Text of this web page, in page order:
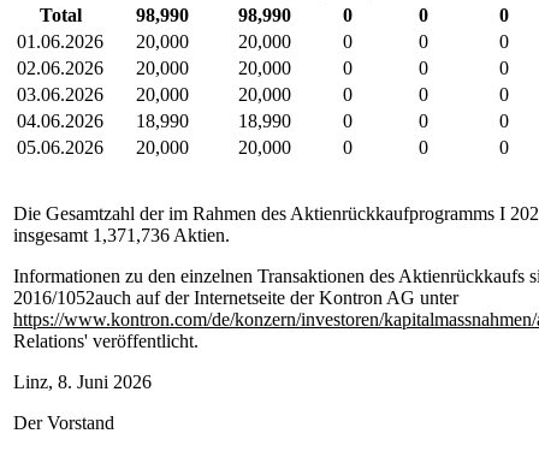
Total 98,990 98,990 0 0
0
01.06.2026
20,000 20,000 0 0
0
02.06.2026
20,000 20,000 0 0
0
03.06.2026
20,000 20,000 0 0
0
04.06.2026
18,990 18,990 0 0
0
05.06.2026
20,000 20,000 0 0 0
Die Gesamtzahl der im Rahmen des Aktienrückkaufprogramms I
insgesamt 1,371,736 Aktien.
Informationen zu den einzelnen Transaktionen des
2016/1052auch auf der Internetseite der Kontron AG unter
https://www.kontron.com/de/konzern/investoren/
Relations' veröffentlicht.
Linz, 8. Juni 2026
Der Vorstand